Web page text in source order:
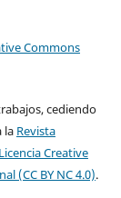
Commons
cediendo
la Revista
Licencia Creative
(CC BY NC 4.0).